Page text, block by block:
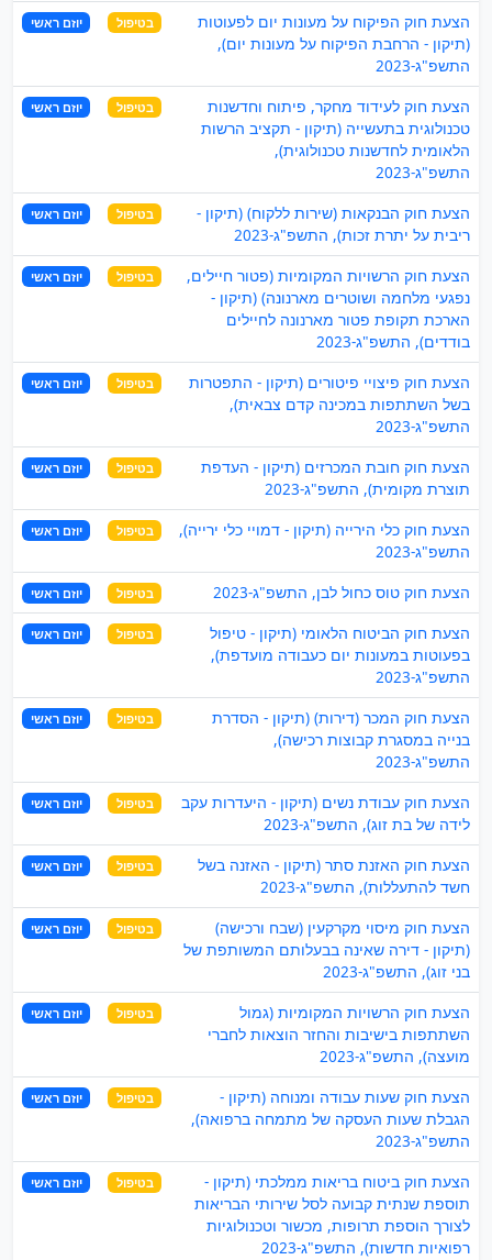
הצעת חוק הפיקוח על מעונות יום לפעוטות
(תיקון - הרחבת הפיקוח על מעונות יום),
התשפ"ג-2023
בטיפול יוזם ראשי
הצעת חוק לעידוד מחקר, פיתוח וחדשנות
טכנולוגית בתעשייה (תיקון - תקציב הרשות
הלאומית לחדשנות טכנולוגית),
התשפ"ג-2023
בטיפול יוזם ראשי
הצעת חוק הבנקאות (שירות ללקוח) (תיקון -
ריבית על יתרת זכות), התשפ"ג-2023
בטיפול יוזם ראשי
הצעת חוק הרשויות המקומיות (פטור חיילים,
נפגעי מלחמה ושוטרים מארנונה) (תיקון -
הארכת תקופת פטור מארנונה לחיילים
בודדים), התשפ"ג-2023
בטיפול יוזם ראשי
הצעת חוק פיצויי פיטורים (תיקון - התפטרות
בשל השתתפות במכינה קדם צבאית),
התשפ"ג-2023
בטיפול יוזם ראשי
הצעת חוק חובת המכרזים (תיקון - העדפת
תוצרת מקומית), התשפ"ג-2023
בטיפול יוזם ראשי
הצעת חוק כלי הירייה (תיקון - דמויי כלי ירייה),
התשפ"ג-2023
בטיפול יוזם ראשי
הצעת חוק טוס כחול לבן, התשפ"ג-2023 בטיפול יוזם ראשי
הצעת חוק הביטוח הלאומי (תיקון - טיפול
בפעוטות במעונות יום כעבודה מועדפת),
התשפ"ג-2023
בטיפול יוזם ראשי
הצעת חוק המכר (דירות) (תיקון - הסדרת
בנייה במסגרת קבוצות רכישה),
התשפ"ג-2023
בטיפול יוזם ראשי
הצעת חוק עבודת נשים (תיקון - היעדרות עקב
לידה של בת זוג), התשפ"ג-2023
בטיפול יוזם ראשי
הצעת חוק האזנת סתר (תיקון - האזנה בשל
חשד להתעללות), התשפ"ג-2023
בטיפול יוזם ראשי
הצעת חוק מיסוי מקרקעין (שבח ורכישה)
(תיקון - דירה שאינה בבעלותם המשותפת של
בני זוג), התשפ"ג-2023
בטיפול יוזם ראשי
הצעת חוק הרשויות המקומיות (גמול
השתתפות בישיבות והחזר הוצאות לחברי
מועצה), התשפ"ג-2023
בטיפול יוזם ראשי
הצעת חוק שעות עבודה ומנוחה (תיקון -
הגבלת שעות העסקה של מתמחה ברפואה),
התשפ"ג-2023
בטיפול יוזם ראשי
הצעת חוק ביטוח בריאות ממלכתי (תיקון -
תוספת שנתית קבועה לסל שירותי הבריאות
לצורך הוספת תרופות, מכשור וטכנולוגיות
רפואיות חדשות), התשפ"ג-2023
בטיפול יוזם ראשי